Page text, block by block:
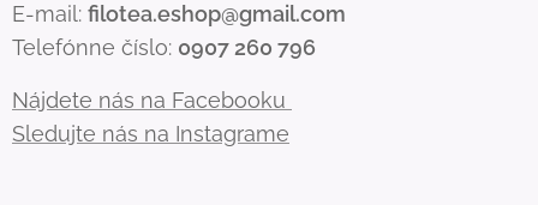
E-mail: filotea.eshop@gmail.com
Telefónne číslo: 0907 260 796
Nájdete nás na Facebooku
Sledujte nás na Instagrame